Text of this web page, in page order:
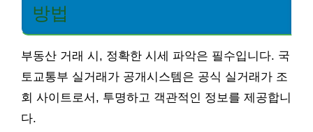
방법
부동산 거래 시, 정확한 시세 파악은 필수입니다. 국
토교통부 실거래가 공개시스템은 공식 실거래가 조
회 사이트로서, 투명하고 객관적인 정보를 제공합니
다.